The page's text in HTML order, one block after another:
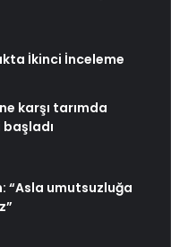
İkinci İnceleme
karşı tarımda
“Asla umutsuzluğa